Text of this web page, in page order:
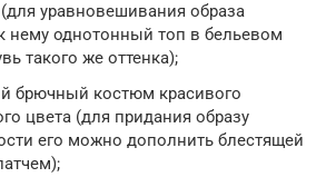
уравновешивания образа
нему однотонный топ в бельевом
такого же оттенка);
брючный костюм красивого
цвета (для придания образу
его можно дополнить блестящей